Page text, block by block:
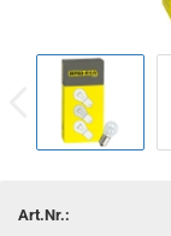
Art.Nr.: